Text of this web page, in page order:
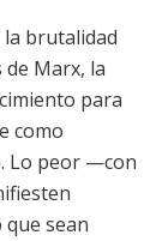
brutalidad
Marx, la
para
como
Lo peor —con
sean